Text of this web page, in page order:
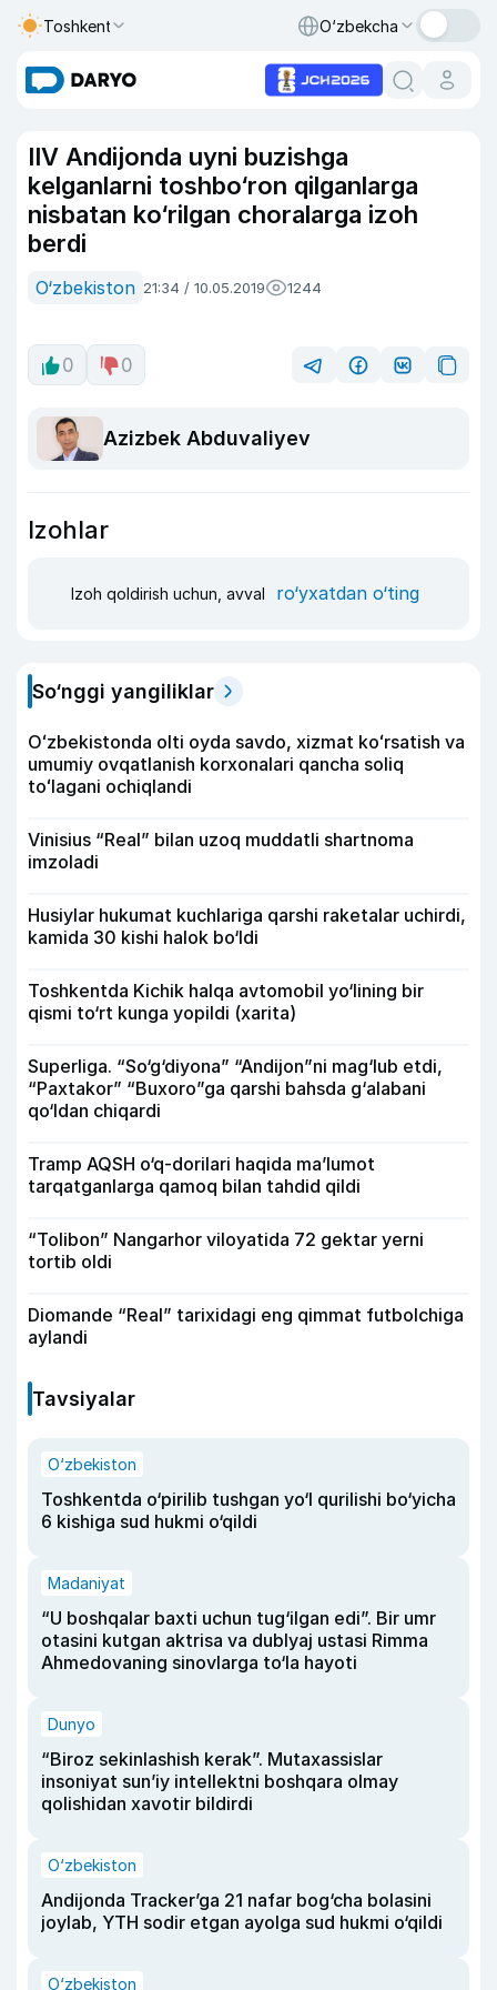
Toshkent O‘zbekcha
IIV Andijonda uyni buzishga
kelganlarni toshbo‘ron qilganlarga
nisbatan ko‘rilgan choralarga izoh
berdi
O‘zbekiston 21:34 / 10.05.2019 1244
0 0
Azizbek Abduvaliyev
Izohlar
Izoh qoldirish uchun, avval ro‘yxatdan o‘ting
So‘nggi yangiliklar
Oʻzbekistonda olti oyda savdo, xizmat koʻrsatish va
umumiy ovqatlanish korxonalari qancha soliq
toʻlagani ochiqlandi
Vinisius “Real” bilan uzoq muddatli shartnoma
imzoladi
Husiylar hukumat kuchlariga qarshi raketalar uchirdi,
kamida 30 kishi halok bo‘ldi
Toshkentda Kichik halqa avtomobil yo‘lining bir
qismi to‘rt kunga yopildi (xarita)
Superliga. “So‘g‘diyona” “Andijon”ni mag‘lub etdi,
“Paxtakor” “Buxoro”ga qarshi bahsda g‘alabani
qo‘ldan chiqardi
Tramp AQSH o‘q-dorilari haqida ma’lumot
tarqatganlarga qamoq bilan tahdid qildi
“Tolibon” Nangarhor viloyatida 72 gektar yerni
tortib oldi
Diomande “Real” tarixidagi eng qimmat futbolchiga
aylandi
Tavsiyalar
O‘zbekiston
Toshkentda o‘pirilib tushgan yo‘l qurilishi bo‘yicha
6 kishiga sud hukmi o‘qildi
Madaniyat
“U boshqalar baxti uchun tug‘ilgan edi”. Bir umr
otasini kutgan aktrisa va dublyaj ustasi Rimma
Ahmedovaning sinovlarga to‘la hayoti
Dunyo
“Biroz sekinlashish kerak”. Mutaxassislar
insoniyat sun’iy intellektni boshqara olmay
qolishidan xavotir bildirdi
O‘zbekiston
Andijonda Tracker’ga 21 nafar bog‘cha bolasini
joylab, YTH sodir etgan ayolga sud hukmi o‘qildi
O‘zbekiston